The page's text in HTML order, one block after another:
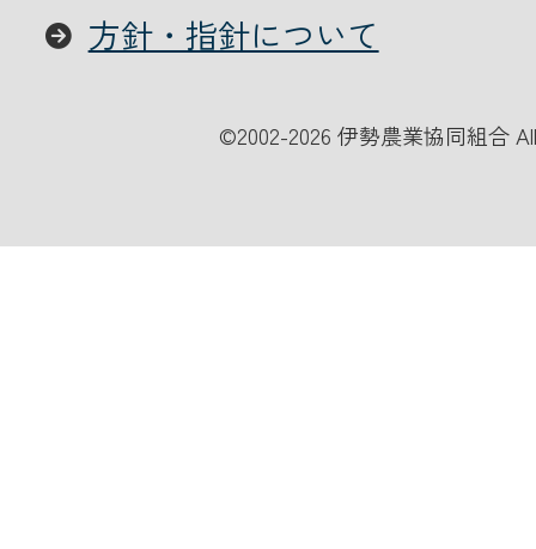
方針・指針について
©2002-2026 伊勢農業協同組合